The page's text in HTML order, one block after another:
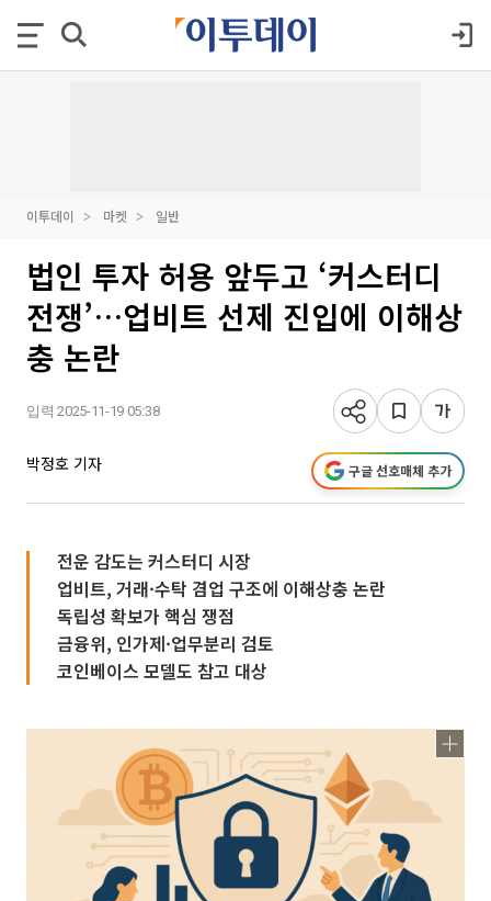
이투데이 마켓 일반
법인 투자 허용 앞두고 ‘커스터디
전쟁’…업비트 선제 진입에 이해상
충 논란
입력 2025-11-19 05:38
박정호 기자 구글 선호매체 추가
전운 감도는 커스터디 시장
업비트, 거래·수탁 겸업 구조에 이해상충 논란
독립성 확보가 핵심 쟁점
금융위, 인가제·업무분리 검토
코인베이스 모델도 참고 대상